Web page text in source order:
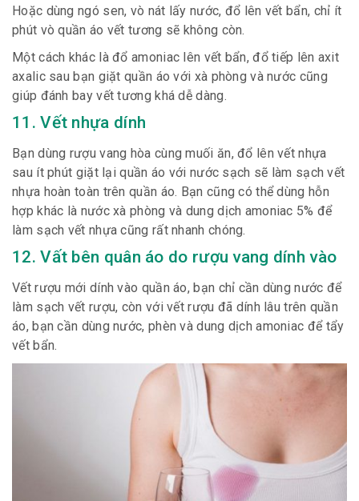
Hoặc dùng ngó sen, vò nát lấy nước, đổ lên vết bẩn, chỉ ít
phút vò quần áo vết tương sẽ không còn.
Một cách khác là đổ amoniac lên vết bẩn, đổ tiếp lên axit
axalic sau bạn giặt quần áo với xà phòng và nước cũng
giúp đánh bay vết tương khá dễ dàng.
11. Vết nhựa dính
Bạn dùng rượu vang hòa cùng muối ăn, đổ lên vết nhựa
sau ít phút giặt lại quần áo với nước sạch sẽ làm sạch vết
nhựa hoàn toàn trên quần áo. Bạn cũng có thể dùng hỗn
hợp khác là nước xà phòng và dung dịch amoniac 5% để
làm sạch vết nhựa cũng rất nhanh chóng.
12. Vất bên quân áo do rượu vang dính vào
Vết rượu mới dính vào quần áo, bạn chỉ cần dùng nước để
làm sạch vết rượu, còn với vết rượu đã dính lâu trên quần
áo, bạn cần dùng nước, phèn và dung dịch amoniac để tẩy
vết bẩn.